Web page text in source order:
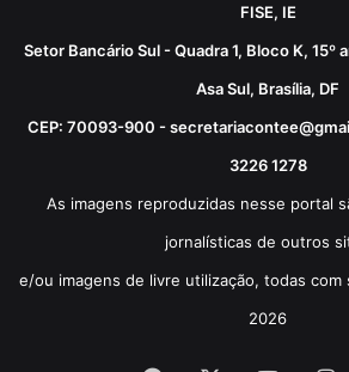
FISE, IE
Setor Bancário Sul - Quadra 1, Bloco K, 15º
Asa Sul, Brasília, DF
CEP: 70093-900 -
3226 1278
As imagens reproduzidas nesse portal
jornalísticas de outros
e/ou imagens de livre utilização, todas
2026